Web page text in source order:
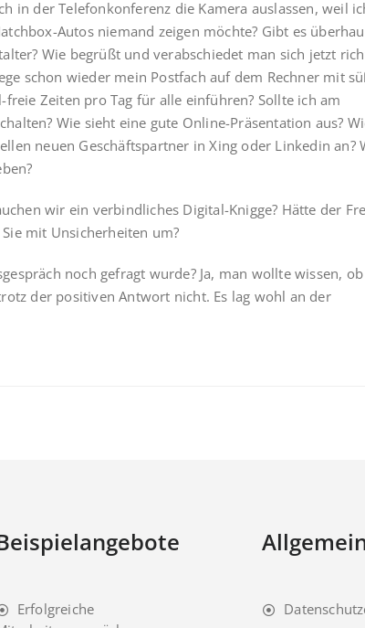
in der Telefonkonferenz die Kamera auslassen, weil
Autos niemand zeigen möchte? Gibt es
Wie begrüßt und verabschiedet man sich jetzt
schon wieder mein Postfach auf dem Rechner mit
Zeiten pro Tag für alle einführen? Sollte ich am
Wie sieht eine gute Online-Präsentation aus?
neuen Geschäftspartner in Xing oder Linkedin an?
wir ein verbindliches Digital-Knigge? Hätte der
mit Unsicherheiten um?
noch gefragt wurde? Ja, man wollte wissen,
der positiven Antwort nicht. Es lag wohl an der
Erfolgreiche